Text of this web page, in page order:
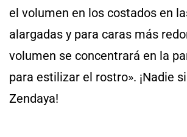
el volumen en los costados en
alargadas y para caras más
volumen se concentrará en la
para estilizar el rostro». ¡Nadie
Zendaya!